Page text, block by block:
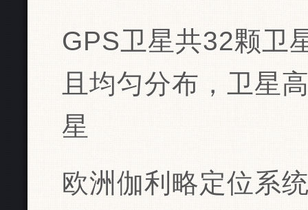
GPS卫星共32颗卫
且均匀分布，卫星
星
欧洲伽利略定位系